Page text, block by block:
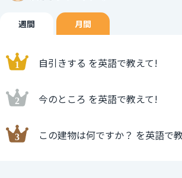
週間 月間
自引きする を英語で教えて!
今のところ を英語で教えて!
この建物は何ですか？ を英語で